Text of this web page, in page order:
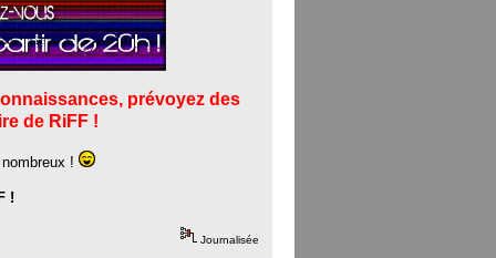
prévoyez des
de RiFF !
!
!
Journalisée